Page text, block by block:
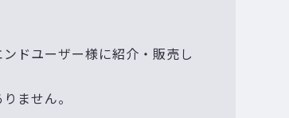
ドユーザー様に紹介・販売し
ません。